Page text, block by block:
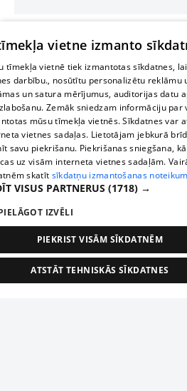
vietne izmanto
tīmekļa vietnē tiek izmantotas sīkdatnes,
darbību., nosūtītu personalizētu reklāmu
un satura mērījumus, auditorijas datu
Zemāk sniedzam informāciju
mūsu tīmekļa vietnēs. Sīkdatnes var
vietnes sadaļas. Lietotājam jebkurā
savu piekrišanu. Piekrišanas sniegšana,
uz visām interneta vietnes sadaļām.
skatīt sīkdatņu izmantošanas
VISUS PARTNERUS (1718) →
IZVĒLI
PIEKRIST VISĀM SĪKDATNĒM
ATSTĀT TEHNISKĀS SĪKDATNES